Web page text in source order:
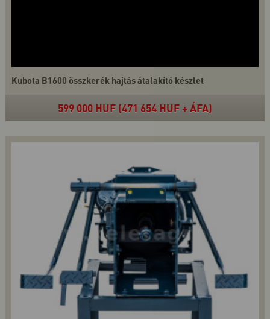
Kubota B1600 összkerék hajtás átalakító készlet
599 000 HUF (471 654 HUF + ÁFA)